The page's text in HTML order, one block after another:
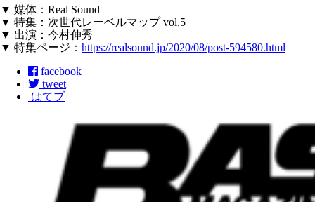
▼ 媒体：Real Sound
▼ 特集：次世代レーベルマップ vol,5
▼ 出演：今村伸秀
▼ 特集ページ： https://realsound.jp/2020/08/post-594580.html
facebook
tweet
はてブ